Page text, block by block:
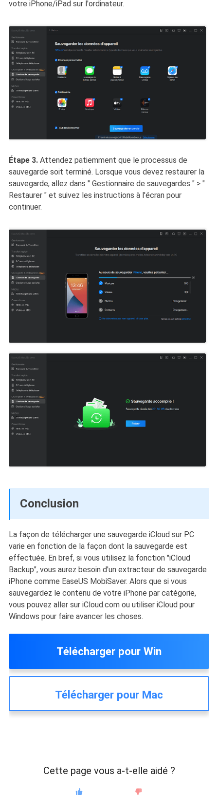
votre iPhone/iPad sur l'ordinateur.
Étape 3. Attendez patiemment que le processus de
sauvegarde soit terminé. Lorsque vous devez restaurer la
sauvegarde, allez dans " Gestionnaire de sauvegardes " > "
Restaurer " et suivez les instructions à l'écran pour
continuer.
Conclusion
La façon de télécharger une sauvegarde iCloud sur PC
varie en fonction de la façon dont la sauvegarde est
effectuée. En bref, si vous utilisez la fonction "iCloud
Backup", vous aurez besoin d'un extracteur de sauvegarde
iPhone comme EaseUS MobiSaver. Alors que si vous
sauvegardez le contenu de votre iPhone par catégorie,
vous pouvez aller sur iCloud.com ou utiliser iCloud pour
Windows pour faire avancer les choses.
Télécharger pour Win
Télécharger pour Mac
Cette page vous a-t-elle aidé ?